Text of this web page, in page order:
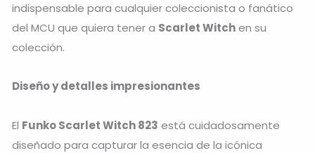
indispensable para cualquier coleccionista o fanático
del MCU que quiera tener a Scarlet Witchen su
colección.
Diseño y detalles impresionantes
El Funko Scarlet Witch 823 está cuidadosamente
diseñado para capturar la esencia de la icónica